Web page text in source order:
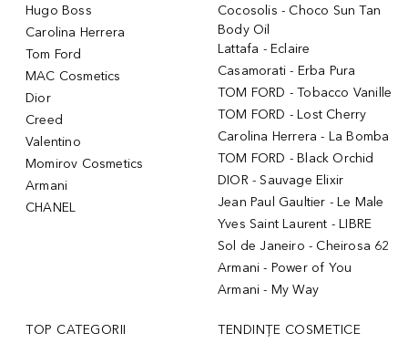
Hugo Boss
Carolina Herrera
Tom Ford
MAC Cosmetics
Dior
Creed
Valentino
Momirov Cosmetics
Armani
CHANEL
Cocosolis - Choco Sun Tan
Body Oil
Lattafa - Eclaire
Casamorati - Erba Pura
TOM FORD - Tobacco Vanille
TOM FORD - Lost Cherry
Carolina Herrera - La Bomba
TOM FORD - Black Orchid
DIOR - Sauvage Elixir
Jean Paul Gaultier - Le Male
Yves Saint Laurent - LIBRE
Sol de Janeiro - Cheirosa 62
Armani - Power of You
Armani - My Way
TOP CATEGORII TENDINȚE COSMETICE